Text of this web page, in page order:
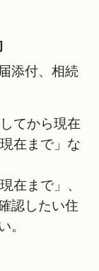
添付、相続
てから現在
在まで」な
在まで」、
認したい住
。